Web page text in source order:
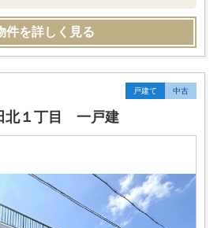
件を詳しく見る
戸建て 中古
北１丁目 一戸建